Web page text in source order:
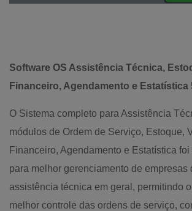
Software OS Assistência Técnica,
Financeiro, Agendamento e Estatística
O Sistema completo para Assistência
módulos de Ordem de Serviço, Estoque,
Financeiro, Agendamento e Estatística
para melhor gerenciamento de empresas
assistência técnica em geral, permitindo
melhor controle das ordens de serviço,